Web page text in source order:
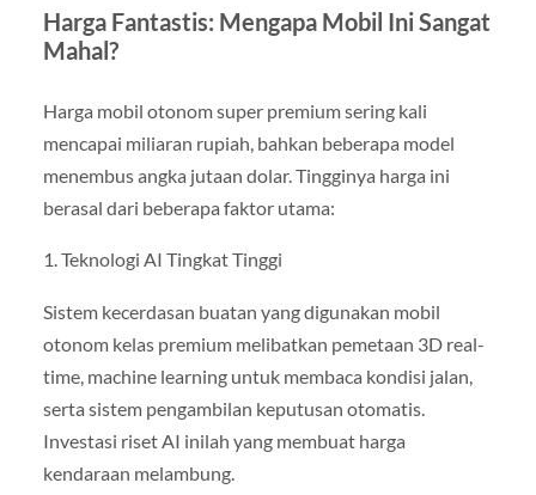
Harga Fantastis: Mengapa Mobil Ini Sangat
Mahal?
Harga mobil otonom super premium sering kali
mencapai miliaran rupiah, bahkan beberapa model
menembus angka jutaan dolar. Tingginya harga ini
berasal dari beberapa faktor utama:
1. Teknologi AI Tingkat Tinggi
Sistem kecerdasan buatan yang digunakan mobil
otonom kelas premium melibatkan pemetaan 3D real-
time, machine learning untuk membaca kondisi jalan,
serta sistem pengambilan keputusan otomatis.
Investasi riset AI inilah yang membuat harga
kendaraan melambung.